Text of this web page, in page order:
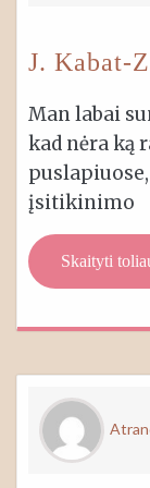
J. Kabat-
Man labai
kad nėra ką
įsitikinimo
Skaityti